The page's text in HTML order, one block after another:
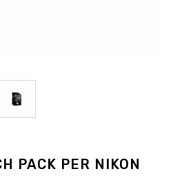
PACK PER NIKON